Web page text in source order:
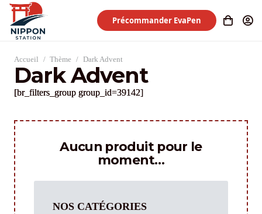
Précommander EvaPen
Accueil / Thème / Dark Advent
Dark Advent
[br_filters_group group_id=39142]
Aucun produit pour le
moment…
NOS CATÉGORIES